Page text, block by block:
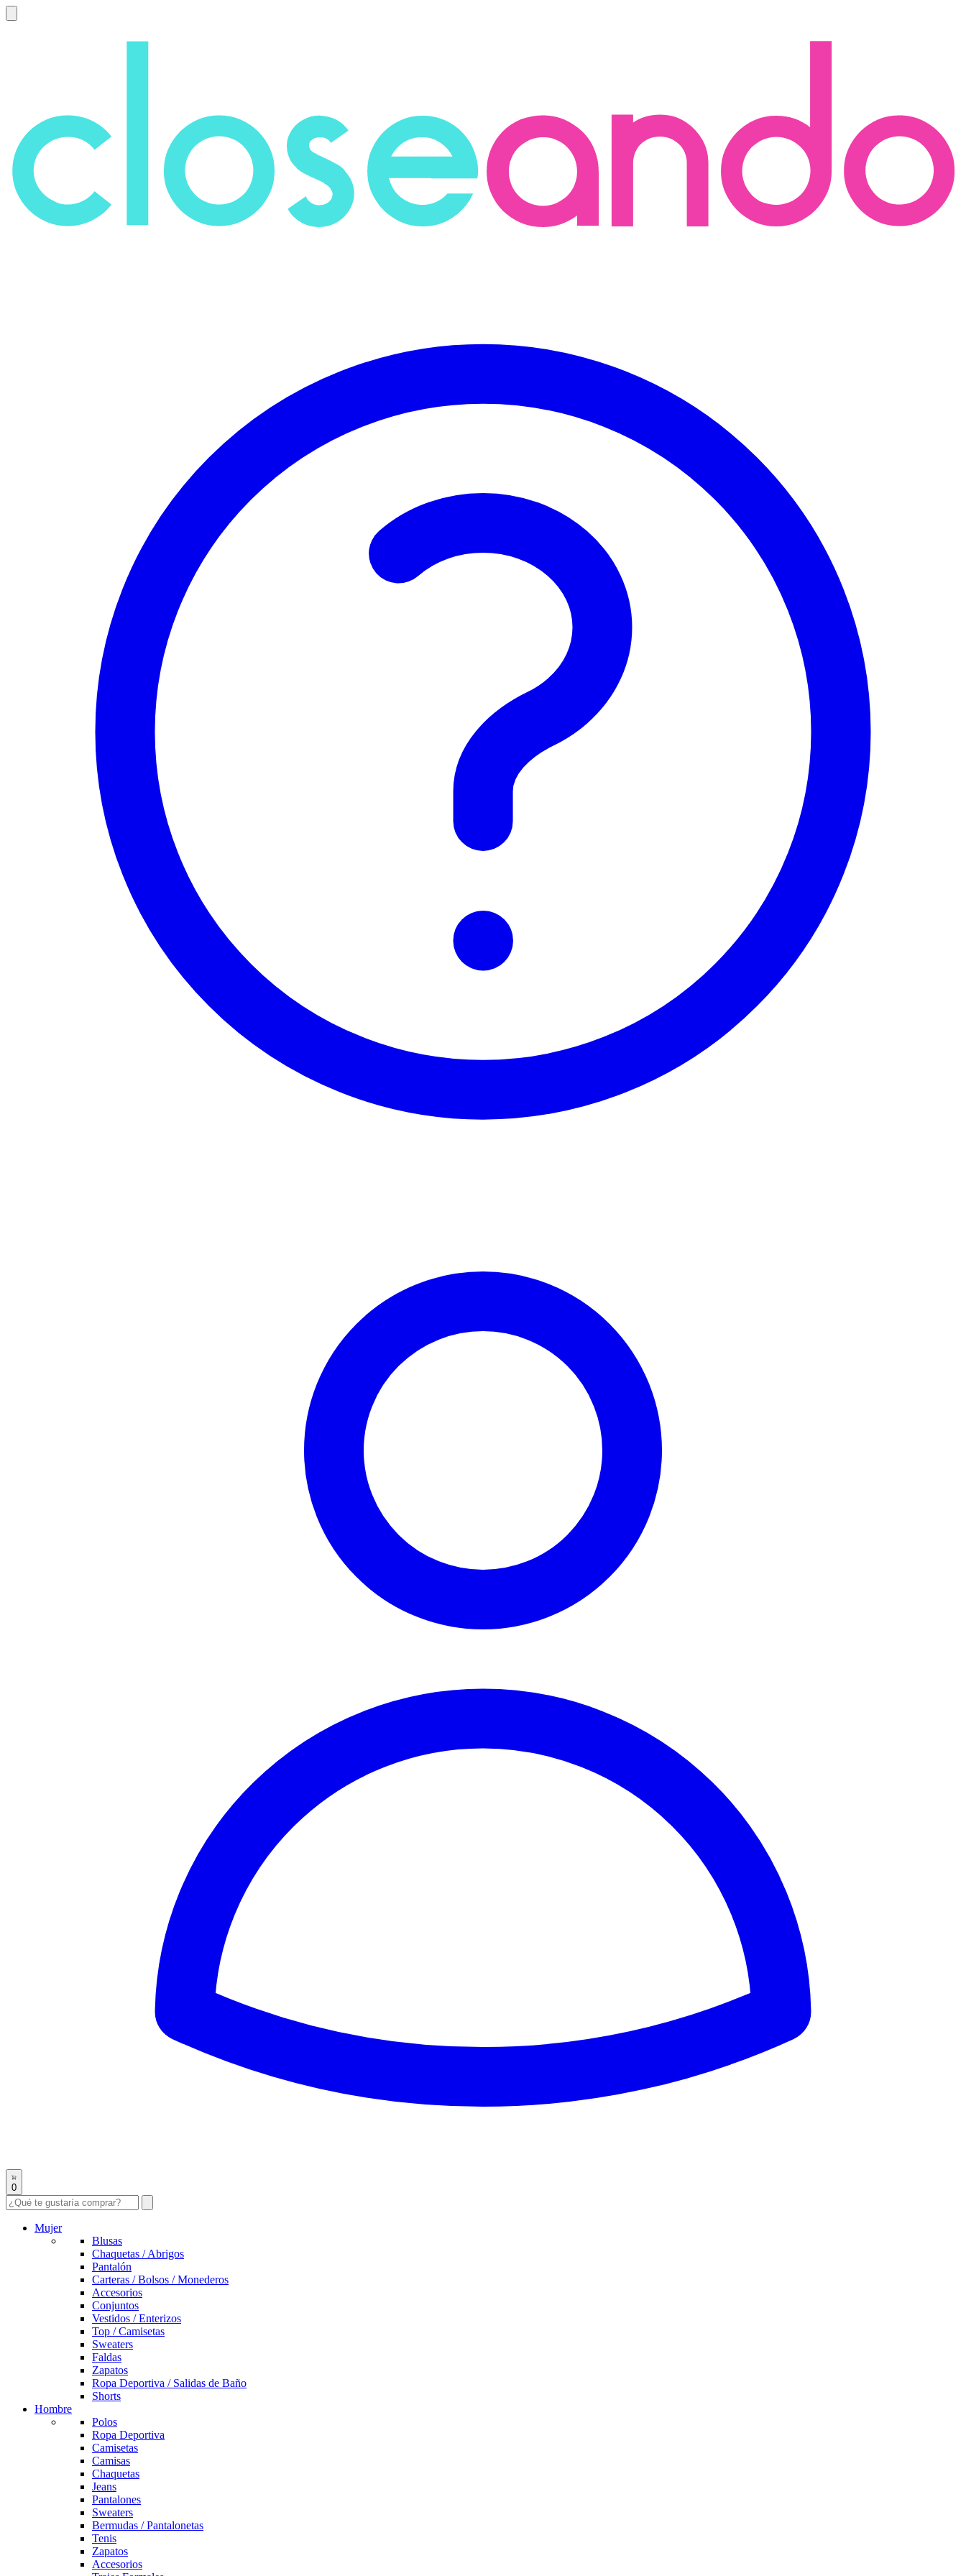
0
Mujer
Blusas
Chaquetas / Abrigos
Pantalón
Carteras / Bolsos / Monederos
Accesorios
Conjuntos
Vestidos / Enterizos
Top / Camisetas
Sweaters
Faldas
Zapatos
Ropa Deportiva / Salidas de Baño
Shorts
Hombre
Polos
Ropa Deportiva
Camisetas
Camisas
Chaquetas
Jeans
Pantalones
Sweaters
Bermudas / Pantalonetas
Tenis
Zapatos
Accesorios